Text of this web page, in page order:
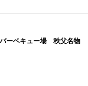
ーベキュー場 秩父名物